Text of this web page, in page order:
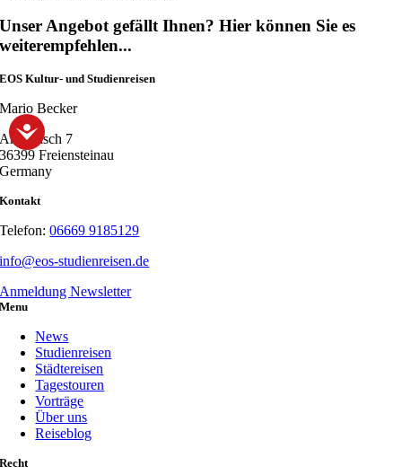
Perserkriege
Unser Angebot gefällt Ihnen? Hier können Sie es
weiterempfehlen...
EOS Kultur- und Studienreisen
Mario Becker
Am Drisch 7
36399 Freiensteinau
Germany
Kontakt
Telefon:06669 9185129
info@eos-studienreisen.de
Anmeldung Newsletter
Menu
News
Studienreisen
Städtereisen
Tagestouren
Vorträge
Über uns
Reiseblog
Recht